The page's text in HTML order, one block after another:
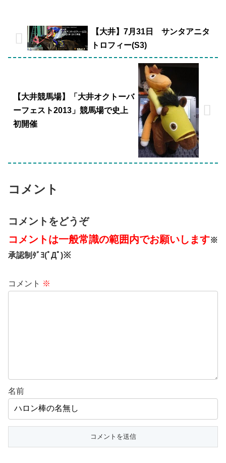
【大井】7月31日 サンタアニタ
トロフィー(S3)
【大井競馬場】「大井オクトーバ
ーフェスト2013」競馬場で史上
初開催
コメント
コメントをどうぞ
コメントは一般常識の範囲内でお願いします※
承認制ﾀﾞﾖ(ﾟДﾟ)※
コメント ※
名前